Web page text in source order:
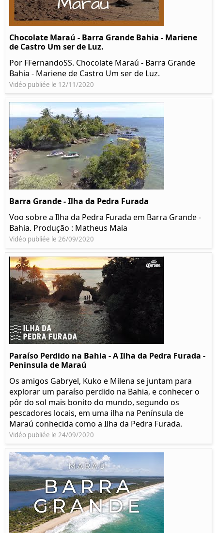
Chocolate Maraú - Barra Grande Bahia - Mariene
de Castro Um ser de Luz.
Por FFernandoSS. Chocolate Maraú - Barra Grande
Bahia - Mariene de Castro Um ser de Luz.
Vidéo publiée le 12/11/2020
Barra Grande - Ilha da Pedra Furada
Voo sobre a Ilha da Pedra Furada em Barra Grande -
Bahia. Produção : Matheus Maia
Vidéo publiée le 26/09/2020
Paraíso Perdido na Bahia - A Ilha da Pedra Furada -
Peninsula de Maraú
Os amigos Gabryel, Kuko e Milena se juntam para
explorar um paraíso perdido na Bahia, e conhecer o
pôr do sol mais bonito do mundo, segundo os
pescadores locais, em uma ilha na Península de
Maraú conhecida como a Ilha da Pedra Furada.
Vidéo publiée le 24/09/2020